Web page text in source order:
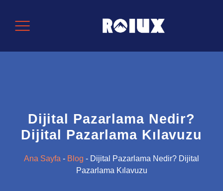
Dijital Pazarlama Nedir?
Dijital Pazarlama Kılavuzu
Ana Sayfa - Blog - Dijital Pazarlama Nedir? Dijital
Pazarlama Kılavuzu